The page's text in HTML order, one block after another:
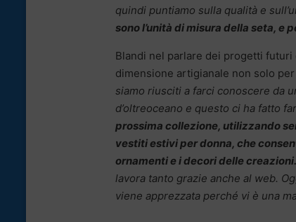
quindi puntiamo sulla qualità e
sono l’unità di misura della seta, e
Blandi nel parlare dei progetti
dimensione artigianale non solo
siamo riusciti a farci conoscere da
d’oltreoceano e questo ci ha fatto
prossima collezione, utilizzando
vestiti estivi per donna, che
ornamenti e i decori delle
lavora tanto grazie anche al web.
viene apprezzata perché vi è una